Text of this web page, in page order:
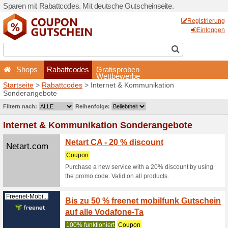
Sparen mit Rabattcodes.
Shops Rabattcodes
Startseite>Rabattcodes